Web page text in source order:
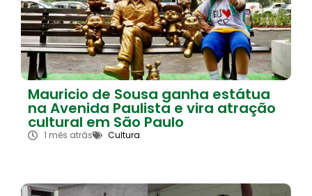
Mauricio de Sousa ganha estátua
na Avenida Paulista e vira atração
cultural em São Paulo
1 mês atrás Cultura